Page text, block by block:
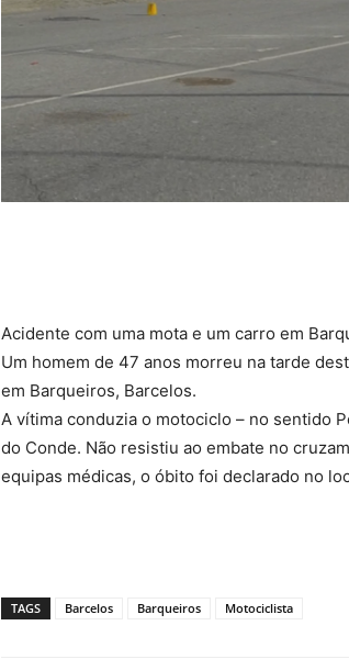
Acidente com uma mota e um carro em
Um homem de 47 anos morreu na tarde
em Barqueiros, Barcelos.
A vítima conduzia o motociclo – no sentido
do Conde. Não resistiu ao embate no
equipas médicas, o óbito foi declarado no
TAGS Barcelos Barqueiros Motociclista